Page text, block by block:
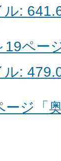
ル:
19ペー
ル:
ージ「